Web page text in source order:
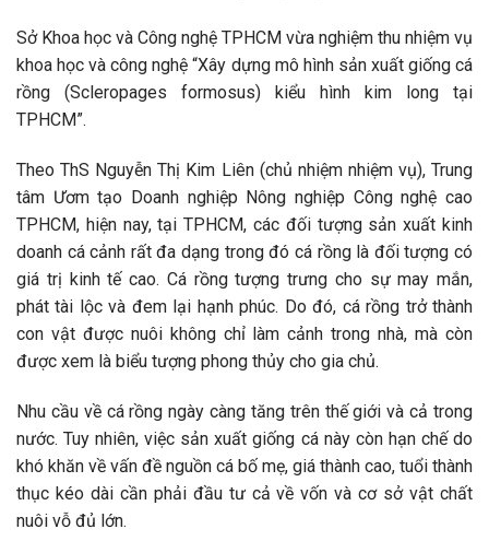
Sở Khoa học và Công nghệ TPHCM vừa nghiệm thu nhiệm vụ
khoa học và công nghệ “Xây dựng mô hình sản xuất giống cá
rồng (Scleropages formosus) kiểu hình kim long tại
TPHCM”.
Theo ThS Nguyễn Thị Kim Liên (chủ nhiệm nhiệm vụ), Trung
tâm Ươm tạo Doanh nghiệp Nông nghiệp Công nghệ cao
TPHCM, hiện nay, tại TPHCM, các đối tượng sản xuất kinh
doanh cá cảnh rất đa dạng trong đó cá rồng là đối tượng có
giá trị kinh tế cao. Cá rồng tượng trưng cho sự may mắn,
phát tài lộc và đem lại hạnh phúc. Do đó, cá rồng trở thành
con vật được nuôi không chỉ làm cảnh trong nhà, mà còn
được xem là biểu tượng phong thủy cho gia chủ.
Nhu cầu về cá rồng ngày càng tăng trên thế giới và cả trong
nước. Tuy nhiên, việc sản xuất giống cá này còn hạn chế do
khó khăn về vấn đề nguồn cá bố mẹ, giá thành cao, tuổi thành
thục kéo dài cần phải đầu tư cả về vốn và cơ sở vật chất
nuôi vỗ đủ lớn.